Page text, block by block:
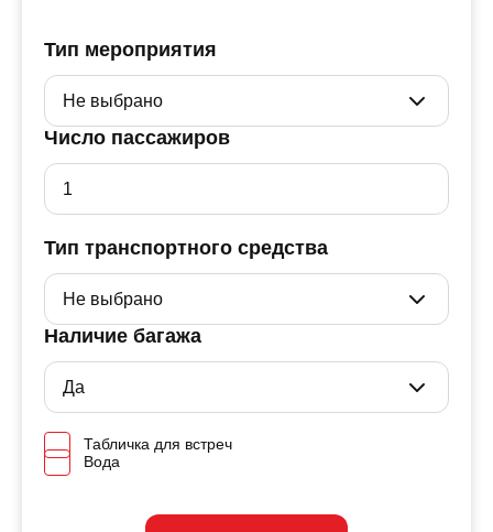
Тип мероприятия
Число пассажиров
Тип транспортного средства
Наличие багажа
Табличка для встреч
Вода